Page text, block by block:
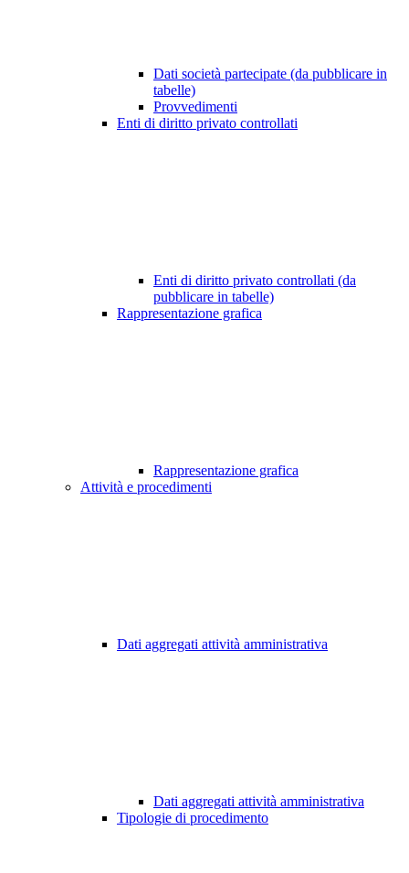
Dati società partecipate (da pubblicare in
tabelle)
Provvedimenti
Enti di diritto privato controllati
Enti di diritto privato controllati (da
pubblicare in tabelle)
Rappresentazione grafica
Rappresentazione grafica
Attività e procedimenti
Dati aggregati attività amministrativa
Dati aggregati attività amministrativa
Tipologie di procedimento